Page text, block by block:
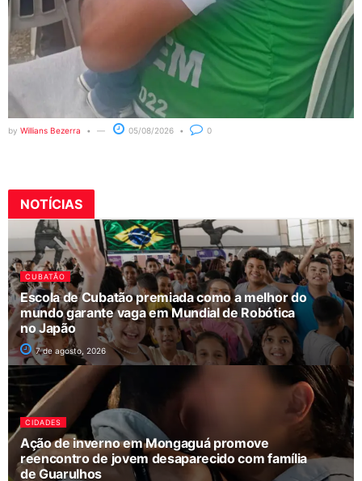
by Willians Bezerra 05/08/2026 0
NOTÍCIAS
CUBATÃO
Escola de Cubatão premiada como a melhor do
mundo garante vaga em Mundial de Robótica
no Japão
7 de agosto, 2026
CIDADES
Ação de inverno em Mongaguá promove
reencontro de jovem desaparecido com família
de Guarulhos